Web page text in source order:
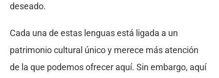
deseado.
Cada una de estas lenguas está ligada a un
patrimonio cultural único y merece más atención
de la que podemos ofrecer aquí. Sin embargo, aquí